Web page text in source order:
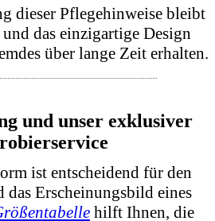
Waschen Sie es
Colorwaschmittel, damit die
der Stoff geschmeidig bleibt.
richtige Pflegehinweise
Stoff Zusammensetzung